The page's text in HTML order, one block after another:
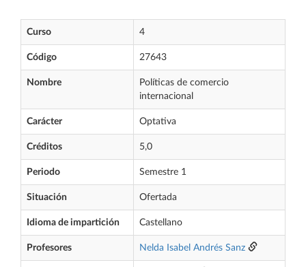
Curso 4
Código 27643
Nombre
Políticas de comercio
internacional
Carácter Optativa
Créditos 5,0
Periodo Semestre 1
Situación Ofertada
Idioma de impartición Castellano
Profesores Nelda Isabel Andrés Sanz